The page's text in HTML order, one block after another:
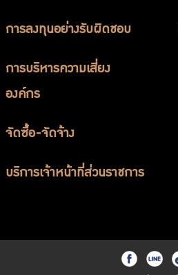
ติดต่อเรา
การลงทุนอย่างรับผิดชอบ
การบริหารความเสี่ยง
องค์กร
จัดซื้อ-จัดจ้าง
บริการเจ้าหน้าที่ส่วนราชการ